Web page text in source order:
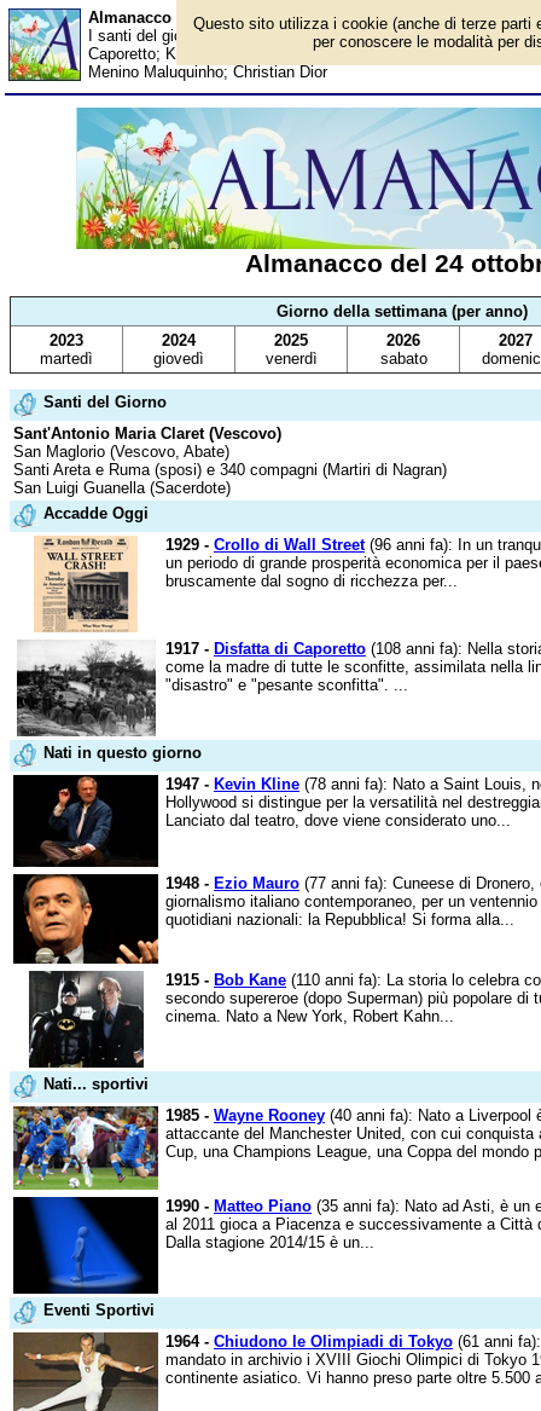
Almanacco del 24 ottobre - Santi del giorno
I santi del giorno, eventi storici, successi sportivi, anniversari
Caporetto; Kevin Kline; Ezio Mauro; Bob Kane; Wayne
Menino Maluquinho; Christian Dior
Almanacco del 24
Giorno della settimana (per anno)
2023
martedì
2024
giovedì
2025
venerdì
2026
sabato
2027
Santi del Giorno
Sant'Antonio Maria Claret (Vescovo)
San Maglorio (Vescovo, Abate)
Santi Areta e Ruma (sposi) e 340 compagni (Martiri di Nagran)
San Luigi Guanella (Sacerdote)
Accadde Oggi
1929 - Crollo di Wall Street(96 anni fa): In un
un periodo di grande prosperità economica per il
bruscamente dal sogno di ricchezza per...
1917 - Disfatta di Caporetto (108 anni fa): Nella
come la madre di tutte le sconfitte, assimilata nella
"disastro" e "pesante sconfitta". ...
Nati in questo giorno
1947 - Kevin Kline (78 anni fa): Nato a Saint Louis,
Hollywood si distingue per la versatilità nel
Lanciato dal teatro, dove viene considerato uno...
1948 - Ezio Mauro (77 anni fa): Cuneese di
giornalismo italiano contemporaneo, per un
quotidiani nazionali: la Repubblica! Si forma alla...
1915 - Bob Kane (110 anni fa): La storia lo celebra
secondo supereroe (dopo Superman) più popolare
cinema. Nato a New York, Robert Kahn...
Nati... sportivi
1985 - Wayne Rooney (40 anni fa): Nato a Liverpool
attaccante del Manchester United, con cui conquista
Cup, una Champions League, una Coppa del mondo
1990 - Matteo Piano (35 anni fa): Nato ad Asti, è un
al 2011 gioca a Piacenza e successivamente a Città
Dalla stagione 2014/15 è un...
Eventi Sportivi
1964 - Chiudono le Olimpiadi di Tokyo (61 anni
mandato in archivio i XVIII Giochi Olimpici di Tokyo
continente asiatico. Vi hanno preso parte oltre 5.500
Questo sito utilizza i cookie (anche di terze parti
per conoscere le modalità per